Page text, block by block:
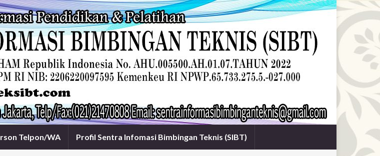
Telpon/WA Profil Sentra Infomasi Bimbingan Teknis (SIBT)